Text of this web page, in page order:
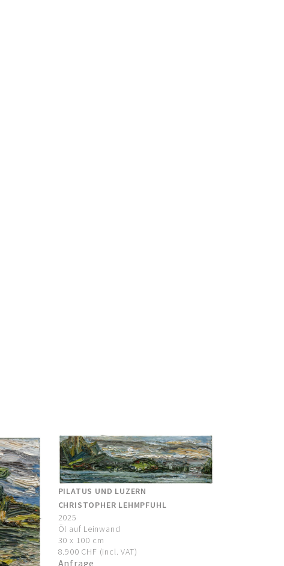
PILATUS UND LUZERN
CHRISTOPHER LEHMPFUHL
2025
Öl auf Leinwand
30 x 100 cm
8.900 CHF (incl. VAT)
Anfrage